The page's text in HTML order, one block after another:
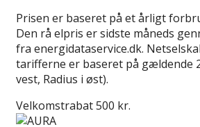
Prisen er baseret på et årligt
Den rå elpris er sidste måneds
fra energidataservice.dk.
tarifferne er baseret på gældende
vest, Radius i øst).
Velkomstrabat 500 kr.